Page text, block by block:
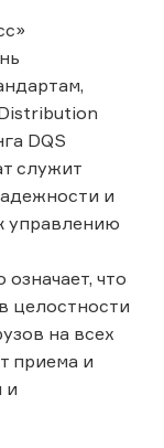
DQS
служит
и
управлению
что
целостности
на всех
приема и
и